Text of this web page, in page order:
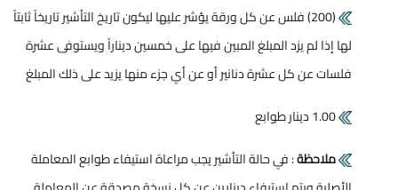
(200) فلس عن كل ورقة يؤشر عليها ليكون تاريخ التأشير تاريخاً ثابتاً
لها إذا لم يزد المبلغ المبين فيها على خمسين ديناراً ويستوفى عشرة
فلسات عن كل عشرة دنانير أو عن أي جزء منها يزيد على ذلك المبلغ
ملاحظة: في حالة التأشير يجب مراعاة استيفاء طوابع المعاملة